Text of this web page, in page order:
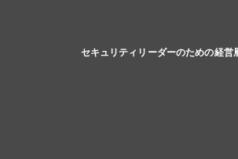
セキュリティリーダーのための経営